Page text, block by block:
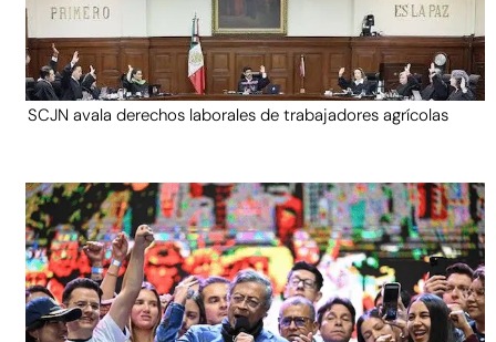
SCJN avala derechos laborales de trabajadores agrícolas